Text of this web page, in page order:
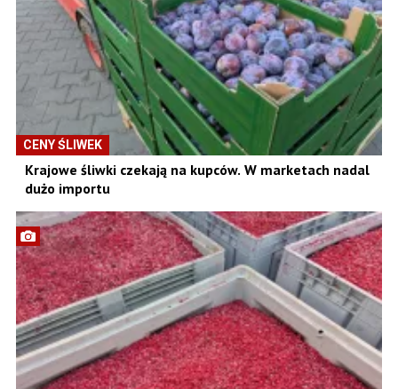
CENY ŚLIWEK
Krajowe śliwki czekają na kupców. W marketach nadal
dużo importu